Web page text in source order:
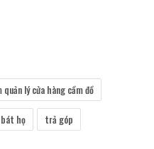
quản lý cửa hàng cầm đồ
bát họ trả góp